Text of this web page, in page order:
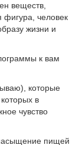
веществ,
фигура, человек
жизни и
к вам
которые
в
чувство
пищей